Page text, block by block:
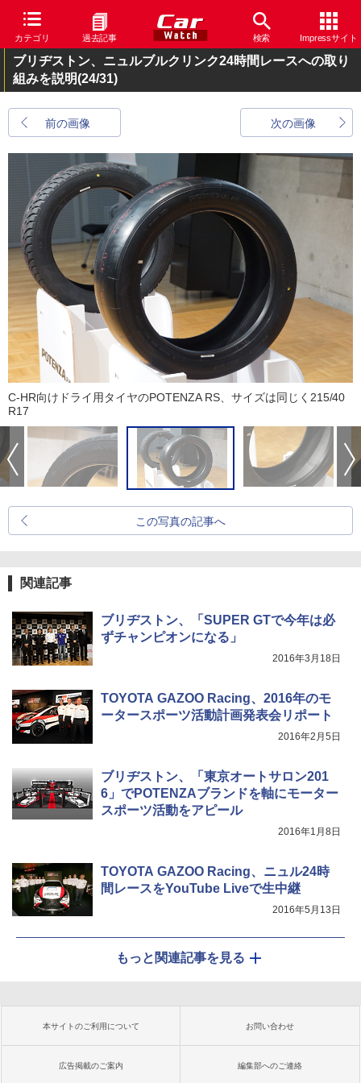
カテゴリ 過去記事 検索 Impressサイト
ブリヂストン、ニュルブルクリンク24時間レースへの取り
組みを説明(24/31)
前の画像 次の画像
C-HR向けドライ用タイヤのPOTENZA RS、サイズは同じく215/40
R17
この写真の記事へ
関連記事
ブリヂストン、「SUPER GTで今年は必
ずチャンピオンになる」
2016年3月18日
TOYOTA GAZOO Racing、2016年のモ
ータースポーツ活動計画発表会リポート
2016年2月5日
ブリヂストン、「東京オートサロン201
6」でPOTENZAブランドを軸にモーター
スポーツ活動をアピール
2016年1月8日
TOYOTA GAZOO Racing、ニュル24時
間レースをYouTube Liveで生中継
2016年5月13日
もっと関連記事を見る
本サイトのご利用について お問い合わせ
広告掲載のご案内 編集部へのご連絡